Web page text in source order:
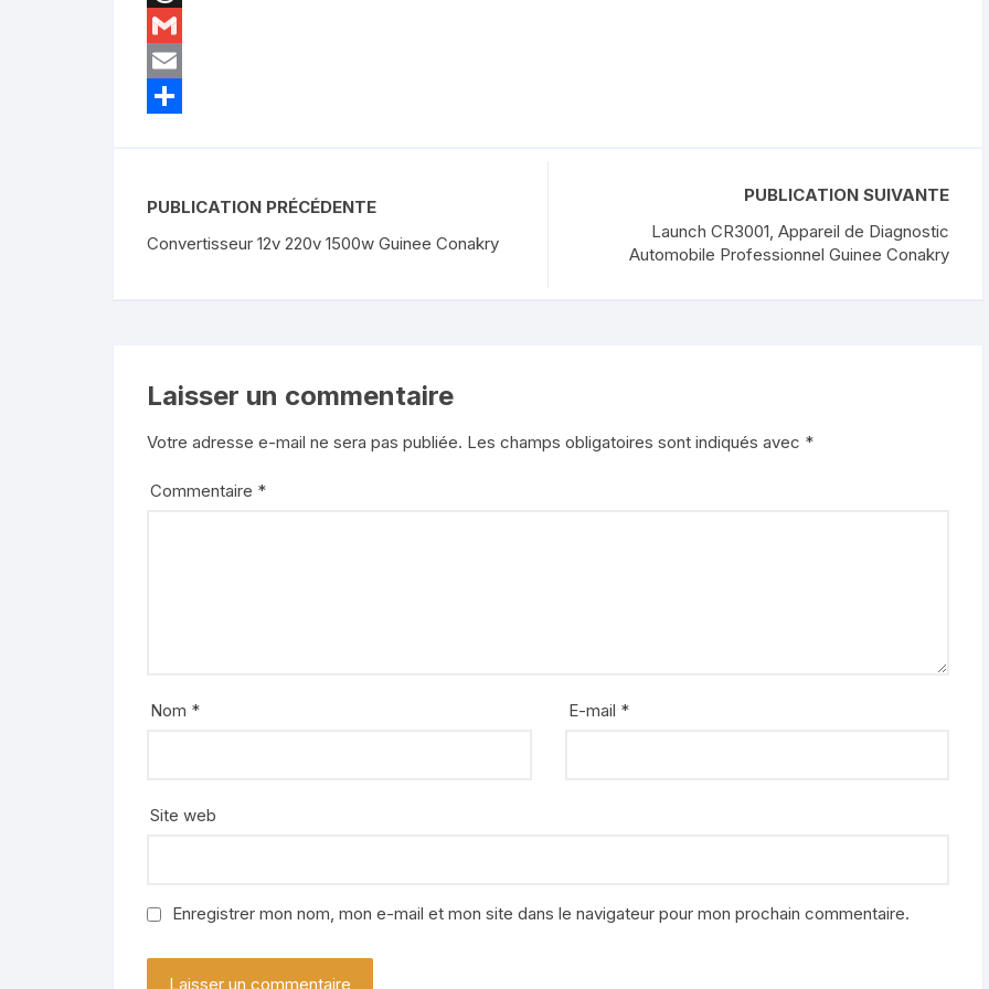
o
o
k
s
A
p
s
e
n
r
n
k
e
n
T
h
d
s
G
m
l
E
i
l
r
t
PUBLICATION PRÉCÉDENTE
Convertisseur 12v 220v 1500w Guinee Conakry
PUBLICATION SUIVANTE
Launch CR3001, Appareil de Diagnostic
Automobile Professionnel Guinee Conakry
Laisser un commentaire
Votre adresse e-mail ne sera pas publiée. Les champs obligatoires sont indiqués avec *
Commentaire *
Nom * E-mail *
Site web
Enregistrer mon nom, mon e-mail et mon site dans le navigateur pour mon prochain commentaire.